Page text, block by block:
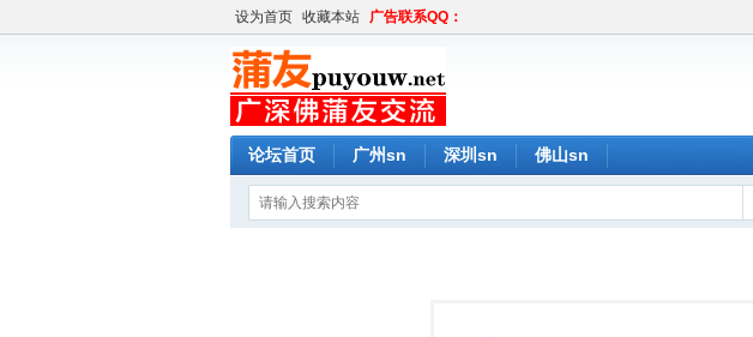
设为首页 收藏本站 广告联系QQ：
论坛首页 广州sn 深圳sn 佛山sn